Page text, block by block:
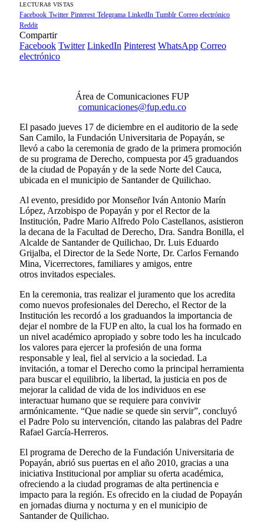
LECTURA8 VISTAS
Facebook Twitter Pinterest Telegrama LinkedIn Tumblr Correo electrónico
Reddit
Compartir
Facebook Twitter LinkedIn Pinterest WhatsApp Correo
electrónico
Área de Comunicaciones FUP
comunicaciones@fup.edu.co
El pasado jueves 17 de diciembre en el auditorio de la sede
San Camilo, la Fundación Universitaria de Popayán, se
llevó a cabo la ceremonia de grado de la primera promoción
de su programa de Derecho, compuesta por 45 graduandos
de la ciudad de Popayán y de la sede Norte del Cauca,
ubicada en el municipio de Santander de Quilichao.
Al evento, presidido por Monseñor Iván Antonio Marín
López, Arzobispo de Popayán y por el Rector de la
Institución, Padre Mario Alfredo Polo Castellanos, asistieron
la decana de la Facultad de Derecho, Dra. Sandra Bonilla, el
Alcalde de Santander de Quilichao, Dr. Luis Eduardo
Grijalba, el Director de la Sede Norte, Dr. Carlos Fernando
Mina, Vicerrectores, familiares y amigos, entre
otros invitados especiales.
En la ceremonia, tras realizar el juramento que los acredita
como nuevos profesionales del Derecho, el Rector de la
Institución les recordó a los graduandos la importancia de
dejar el nombre de la FUP en alto, la cual los ha formado en
un nivel académico apropiado y sobre todo les ha inculcado
los valores para ejercer la profesión de una forma
responsable y leal, fiel al servicio a la sociedad. La
invitación, a tomar el Derecho como la principal herramienta
para buscar el equilibrio, la libertad, la justicia en pos de
mejorar la calidad de vida de los individuos en ese
interactuar humano que se requiere para convivir
armónicamente. “Que nadie se quede sin servir”, concluyó
el Padre Polo su intervención, citando las palabras del Padre
Rafael García-Herreros.
El programa de Derecho de la Fundación Universitaria de
Popayán, abrió sus puertas en el año 2010, gracias a una
iniciativa Institucional por ampliar su oferta académica,
ofreciendo a la ciudad programas de alta pertinencia e
impacto para la región. Es ofrecido en la ciudad de Popayán
en jornadas diurna y nocturna y en el municipio de
Santander de Quilichao.